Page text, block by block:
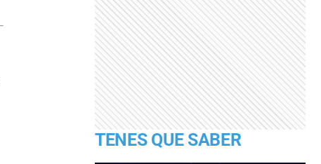
TENES QUE SABER